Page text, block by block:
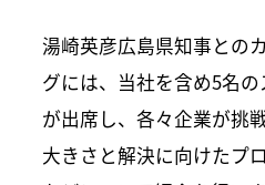
湯崎英彦広島県知事との
グには、当社を含め5名
が出席し、各々企業が挑
大きさと解決に向けたプ